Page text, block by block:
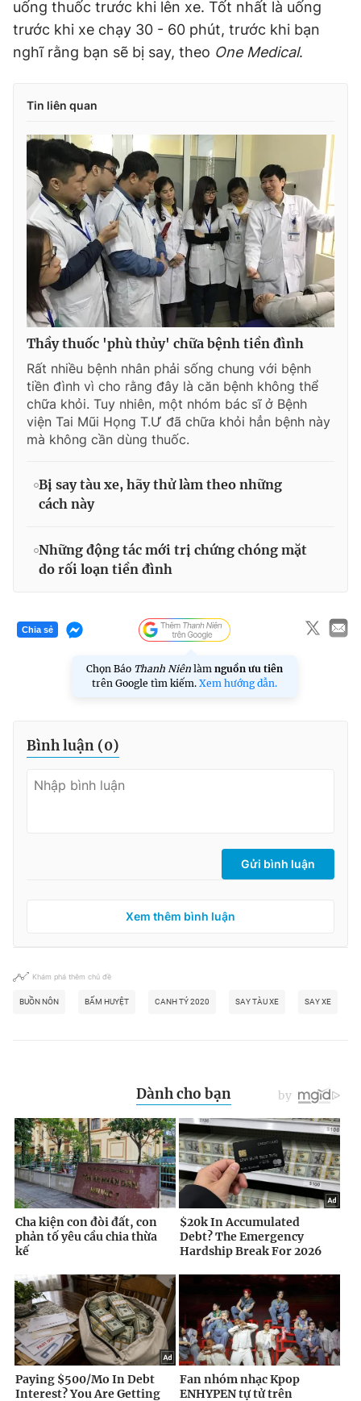
uống thuốc trước khi lên xe. Tốt nhất là uống
trước khi xe chạy 30 - 60 phút, trước khi bạn
nghĩ rằng bạn sẽ bị say, theo One Medical.
Tin liên quan
Thầy thuốc 'phù thủy' chữa bệnh tiền đình
Rất nhiều bệnh nhân phải sống chung với bệnh
tiền đình vì cho rằng đây là căn bệnh không thể
chữa khỏi. Tuy nhiên, một nhóm bác sĩ ở Bệnh
viện Tai Mũi Họng T.Ư đã chữa khỏi hẳn bệnh này
mà không cần dùng thuốc.
Bị say tàu xe, hãy thử làm theo những
cách này
Những động tác mới trị chứng chóng mặt
do rối loạn tiền đình
Chia sẻ
Chọn Báo Thanh Niên làm nguồn ưu tiên
trên Google tìm kiếm. Xem hướng dẫn.
Bình luận (0)
Gửi bình luận
Xem thêm bình luận
Khám phá thêm chủ đề
BUỒN NÔN BẤM HUYỆT CANH TÝ 2020 SAY TÀU XE SAY XE